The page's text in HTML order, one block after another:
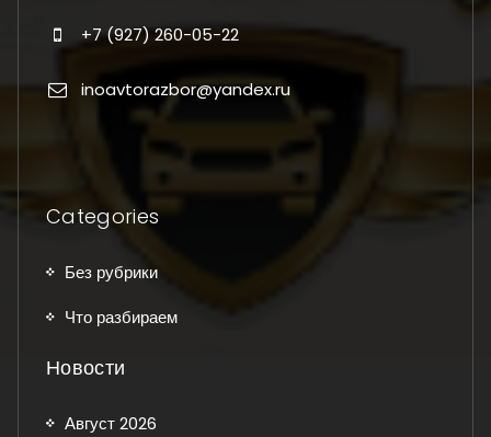
+7 (927) 260-05-22
inoavtorazbor@yandex.ru
Categories
Без рубрики
Что разбираем
Новости
Август 2026